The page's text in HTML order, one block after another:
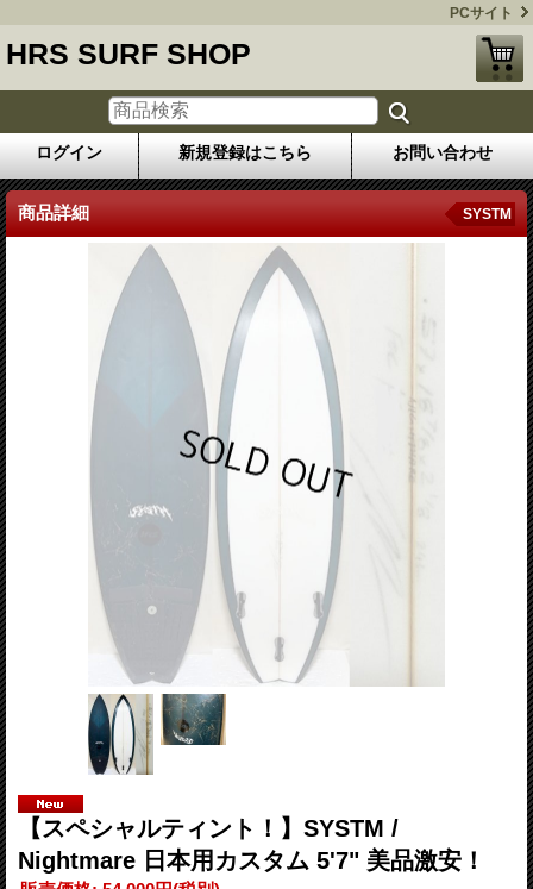
PCサイト
HRS SURF SHOP
ログイン 新規登録はこちら お問い合わせ
商品詳細 SYSTM
【スペシャルティント！】SYSTM /
Nightmare 日本用カスタム 5'7" 美品激安！